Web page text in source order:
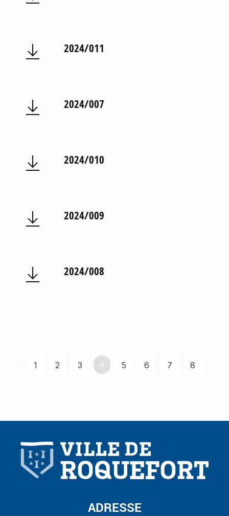
2024/011
2024/007
2024/010
2024/009
2024/008
1 2 3 4 5 6 7 8
ADRESSE